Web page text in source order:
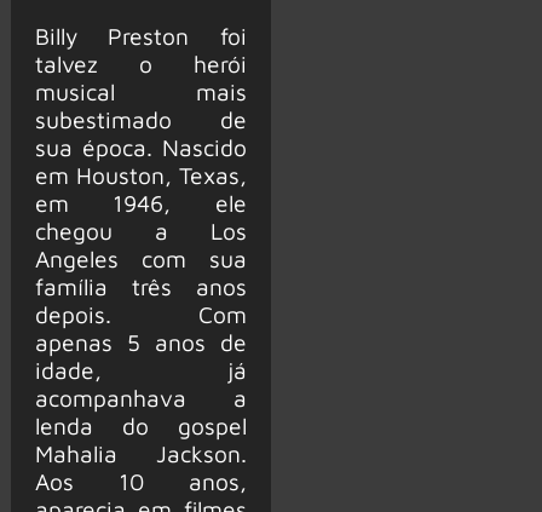
Billy Preston foi
talvez o herói
musical mais
subestimado de
sua época. Nascido
em Houston, Texas,
em 1946, ele
chegou a Los
Angeles com sua
família três anos
depois. Com
apenas 5 anos de
idade, já
acompanhava a
lenda do gospel
Mahalia Jackson.
Aos 10 anos,